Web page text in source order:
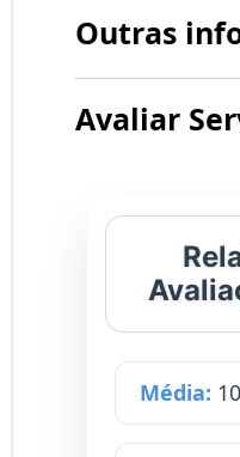
Outras
Avaliar
Média: